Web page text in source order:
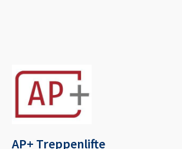
AP+ Treppenlifte